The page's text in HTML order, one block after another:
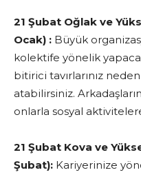
21 Şubat Oğlak ve
Ocak) : Büyük
kolektife yönelik
bitirici tavırlarınız
atabilirsiniz.
onlarla sosyal
21 Şubat Kova ve
Şubat): Kariyerinize